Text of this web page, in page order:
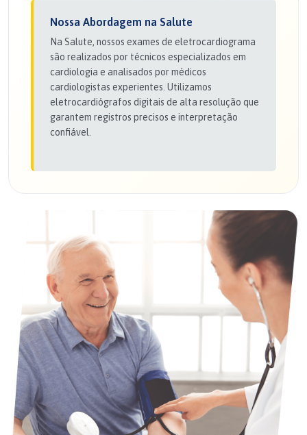
Nossa Abordagem na Salute
Na Salute, nossos exames de eletrocardiograma
são realizados por técnicos especializados em
cardiologia e analisados por médicos
cardiologistas experientes. Utilizamos
eletrocardiógrafos digitais de alta resolução que
garantem registros precisos e interpretação
confiável.